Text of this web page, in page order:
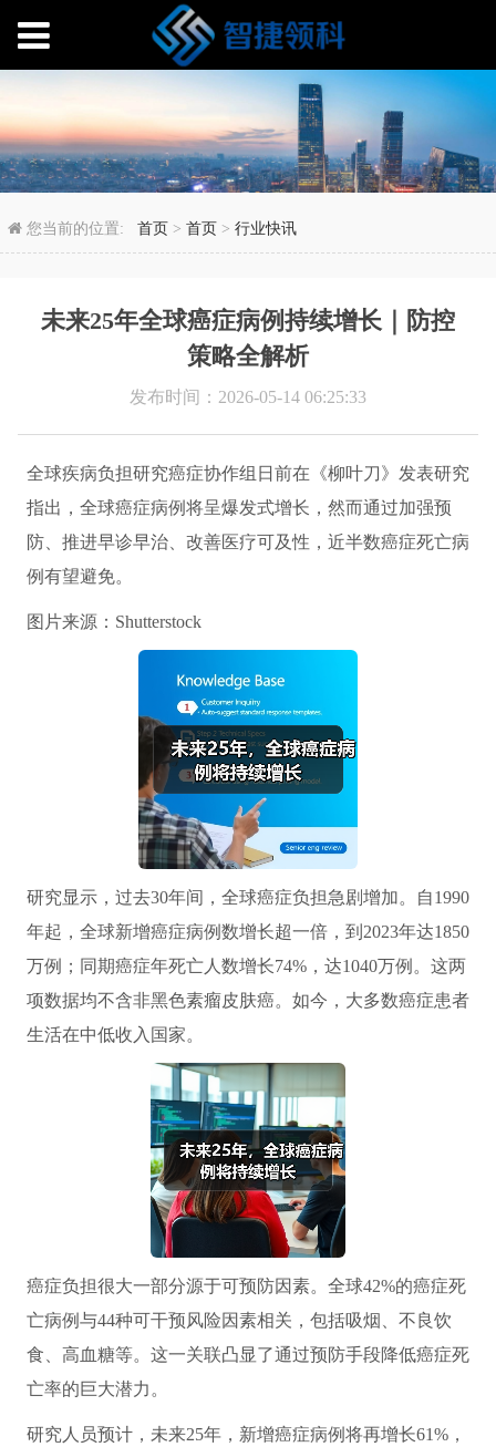
未来25年全球癌症病例
您当前的位置:首页 >首页 >行业快讯
未来25年全球癌症病例持续增长｜防控
策略全解析
发布时间：2026-05-14 06:25:33
全球疾病负担研究癌症协作组日前在《柳叶刀》发表研究
指出，全球癌症病例将呈爆发式增长，然而通过加强预
防、推进早诊早治、改善医疗可及性，近半数癌症死亡病
例有望避免。
图片来源：Shutterstock
研究显示，过去30年间，全球癌症负担急剧增加。自1990
年起，全球新增癌症病例数增长超一倍，到2023年达1850
万例；同期癌症年死亡人数增长74%，达1040万例。这两
项数据均不含非黑色素瘤皮肤癌。如今，大多数癌症患者
生活在中低收入国家。
癌症负担很大一部分源于可预防因素。全球42%的癌症死
亡病例与44种可干预风险因素相关，包括吸烟、不良饮
食、高血糖等。这一关联凸显了通过预防手段降低癌症死
亡率的巨大潜力。
研究人员预计，未来25年，新增癌症病例将再增长61%，